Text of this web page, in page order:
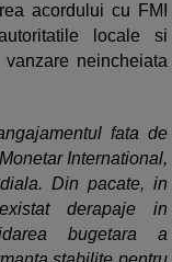
acordului cu FMI
locale si
neincheiata
fata de
International,
Din pacate, in
derapaje in
bugetara a